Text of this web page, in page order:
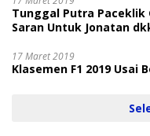
Tunggal Putra Paceklik
Saran Untuk Jonatan
17 Maret 2019
Klasemen F1 2019 Usai